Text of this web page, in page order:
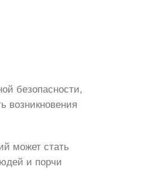
безопасности,
возникновения
может стать
и порчи